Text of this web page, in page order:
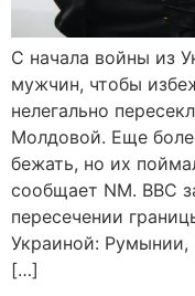
С начала войны из
мужчин, чтобы
нелегально
Молдовой. Еще
бежать, но их
сообщает NM. BBC
пересечении
Украиной:
[…]